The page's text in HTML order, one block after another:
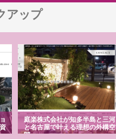
アップ
庭楽株式会社が知多半島と三河
と名古屋で叶える理想の外構空
間